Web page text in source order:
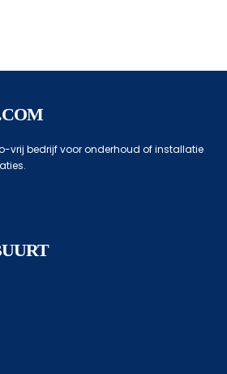
vrij bedrijf voor onderhoud of installatie